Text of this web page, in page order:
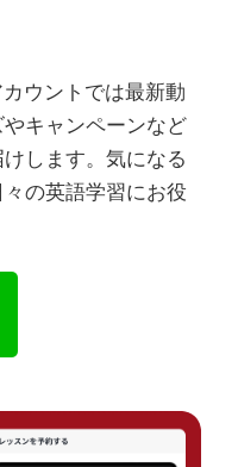
ウントでは最新動
キャンペーンなど
します。気になる
の英語学習にお役